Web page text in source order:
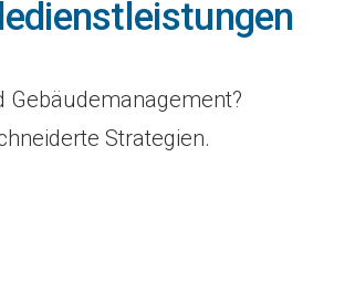
Gebäudemanagement?
Strategien.